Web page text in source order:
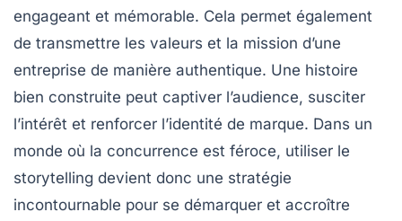
engageant et mémorable. Cela permet également
de transmettre les valeurs et la mission d’une
entreprise de manière authentique. Une histoire
bien construite peut captiver l’audience, susciter
l’intérêt et renforcer l’identité de marque. Dans un
monde où la concurrence est féroce, utiliser le
storytelling devient donc une stratégie
incontournable pour se démarquer et accroître